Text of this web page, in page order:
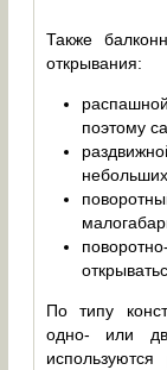
Также
открывания:
поэтому
По типу
одно- или